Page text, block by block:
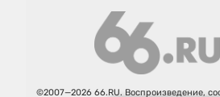
©2007—2026 66.RU. Воспроизведение,